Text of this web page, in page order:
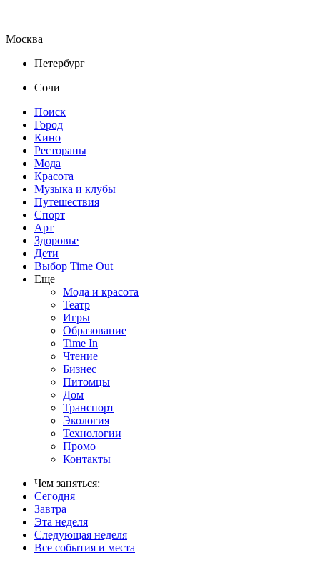
Москва
Петербург
Сочи
Поиск
Город
Кино
Рестораны
Мода
Красота
Музыка и клубы
Путешествия
Спорт
Арт
Здоровье
Дети
Выбор Time Out
Еще
Мода и красота
Театр
Игры
Образование
Time In
Чтение
Бизнес
Питомцы
Дом
Транспорт
Экология
Технологии
Промо
Контакты
Чем заняться:
Сегодня
Завтра
Эта неделя
Следующая неделя
Все события и места